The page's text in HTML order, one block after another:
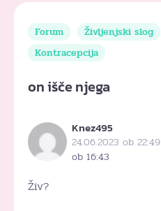
Forum Življenjski slog
Kontracepcija
on išče njega
Knez495
24.06.2023 ob 22:49
ob 16:43
Živ?